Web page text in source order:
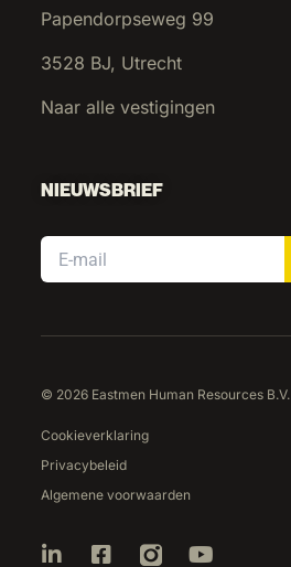
Papendorpseweg 99
3528 BJ, Utrecht
Naar alle vestigingen
NIEUWSBRIEF
Email
© 2026 Eastmen Human Resources B.V.
Cookieverklaring
Privacybeleid
Algemene voorwaarden